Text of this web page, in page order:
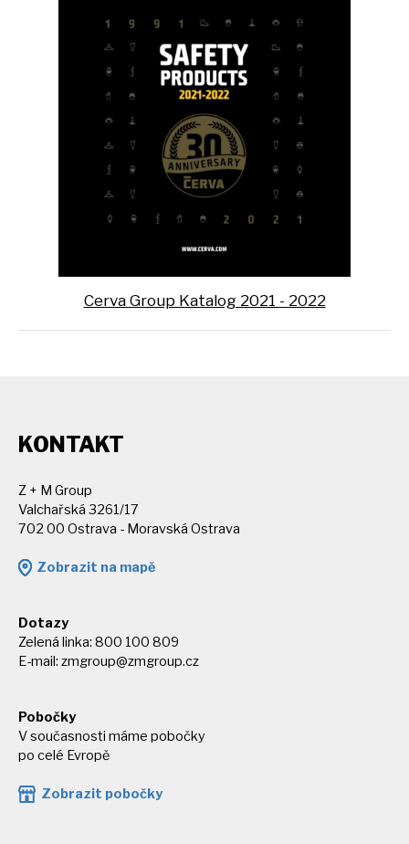
Cerva Group Katalog 2021 - 2022
KONTAKT
Z + M Group
Valchařská 3261/17
702 00 Ostrava - Moravská Ostrava
Zobrazit na mapě
Dotazy
Zelená linka: 800 100 809
E-mail: zmgroup@zmgroup.cz
Pobočky
V současnosti máme pobočky
po celé Evropě
Zobrazit pobočky